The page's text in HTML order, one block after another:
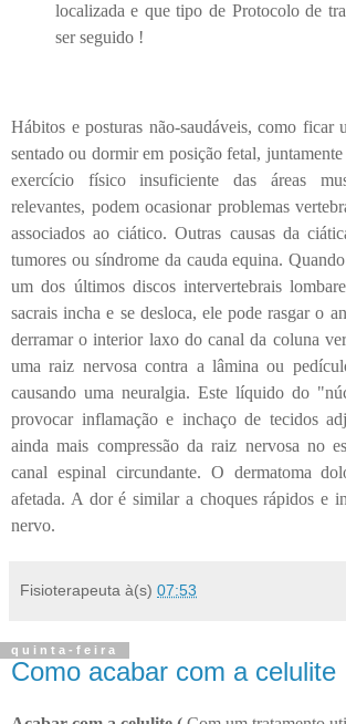
localizada e que tipo de Protocolo de
ser seguido !
Hábitos e posturas não-saudáveis, como ficar
sentado ou dormir em posição fetal,
exercício físico insuficiente das áreas
relevantes, podem ocasionar problemas
associados ao ciático. Outras causas da
tumores ou síndrome da cauda equina.
um dos últimos discos intervertebrais
sacrais incha e se desloca, ele pode rasgar o
derramar o interior laxo do canal da coluna
uma raiz nervosa contra a lâmina ou
causando uma neuralgia. Este líquido do
provocar inflamação e inchaço de tecidos
ainda mais compressão da raiz nervosa no
canal espinal circundante. O dermatoma
afetada. A dor é similar a choques rápidos e
nervo.
Fisioterapeuta à(s) 07:53
quinta-feira
Como acabar com a celulite